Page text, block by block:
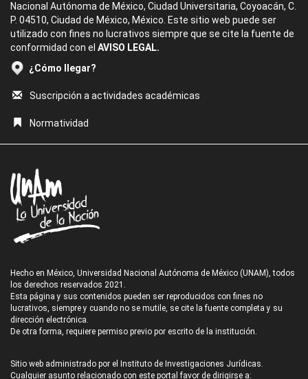
Nacional Autónoma de México, Ciudad Universitaria, Coyoacán, C.
P. 04510, Ciudad de México, México. Este sitio web puede ser
utilizado con fines no lucrativos siempre que se cite la fuente de
conformidad con el AVISO LEGAL.
¿Cómo llegar?
Suscripción a actividades académicas
Normatividad
Hecho en México, Universidad Nacional Autónoma de México (UNAM), todos
los derechos reservados 2021.
Esta página y sus contenidos pueden ser reproducidos con fines no
lucrativos, siempre y cuando no se mutile, se cite la fuente completa y su
dirección electrónica.
De otra forma, requiere permiso previo por escrito de la institución.
Sitio web administrado por el Instituto de Investigaciones Jurídicas.
Cualquier asunto relacionado con este portal favor de dirigirse a: